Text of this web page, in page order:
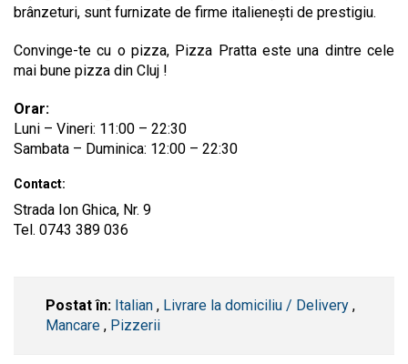
brânzeturi, sunt furnizate de firme italienești de prestigiu.
Convinge-te cu o pizza, Pizza Pratta este una dintre cele
mai bune pizza din Cluj !
Orar:
Luni – Vineri: 11:00 – 22:30
Sambata – Duminica: 12:00 – 22:30
Contact:
Strada Ion Ghica, Nr. 9
Tel. 0743 389 036
Postat în: Italian , Livrare la domiciliu / Delivery ,
Mancare , Pizzerii